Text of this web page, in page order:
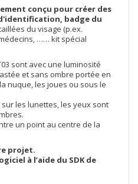
conçu pour créer des
badge du
du visage (p.ex.
…… kit spécial
sont avec une luminosité
et sans ombre portée en
nuque, les joues ou sous le
les lunettes, les yeux sont
un point au centre de la
projet.
à l’aide du SDK de